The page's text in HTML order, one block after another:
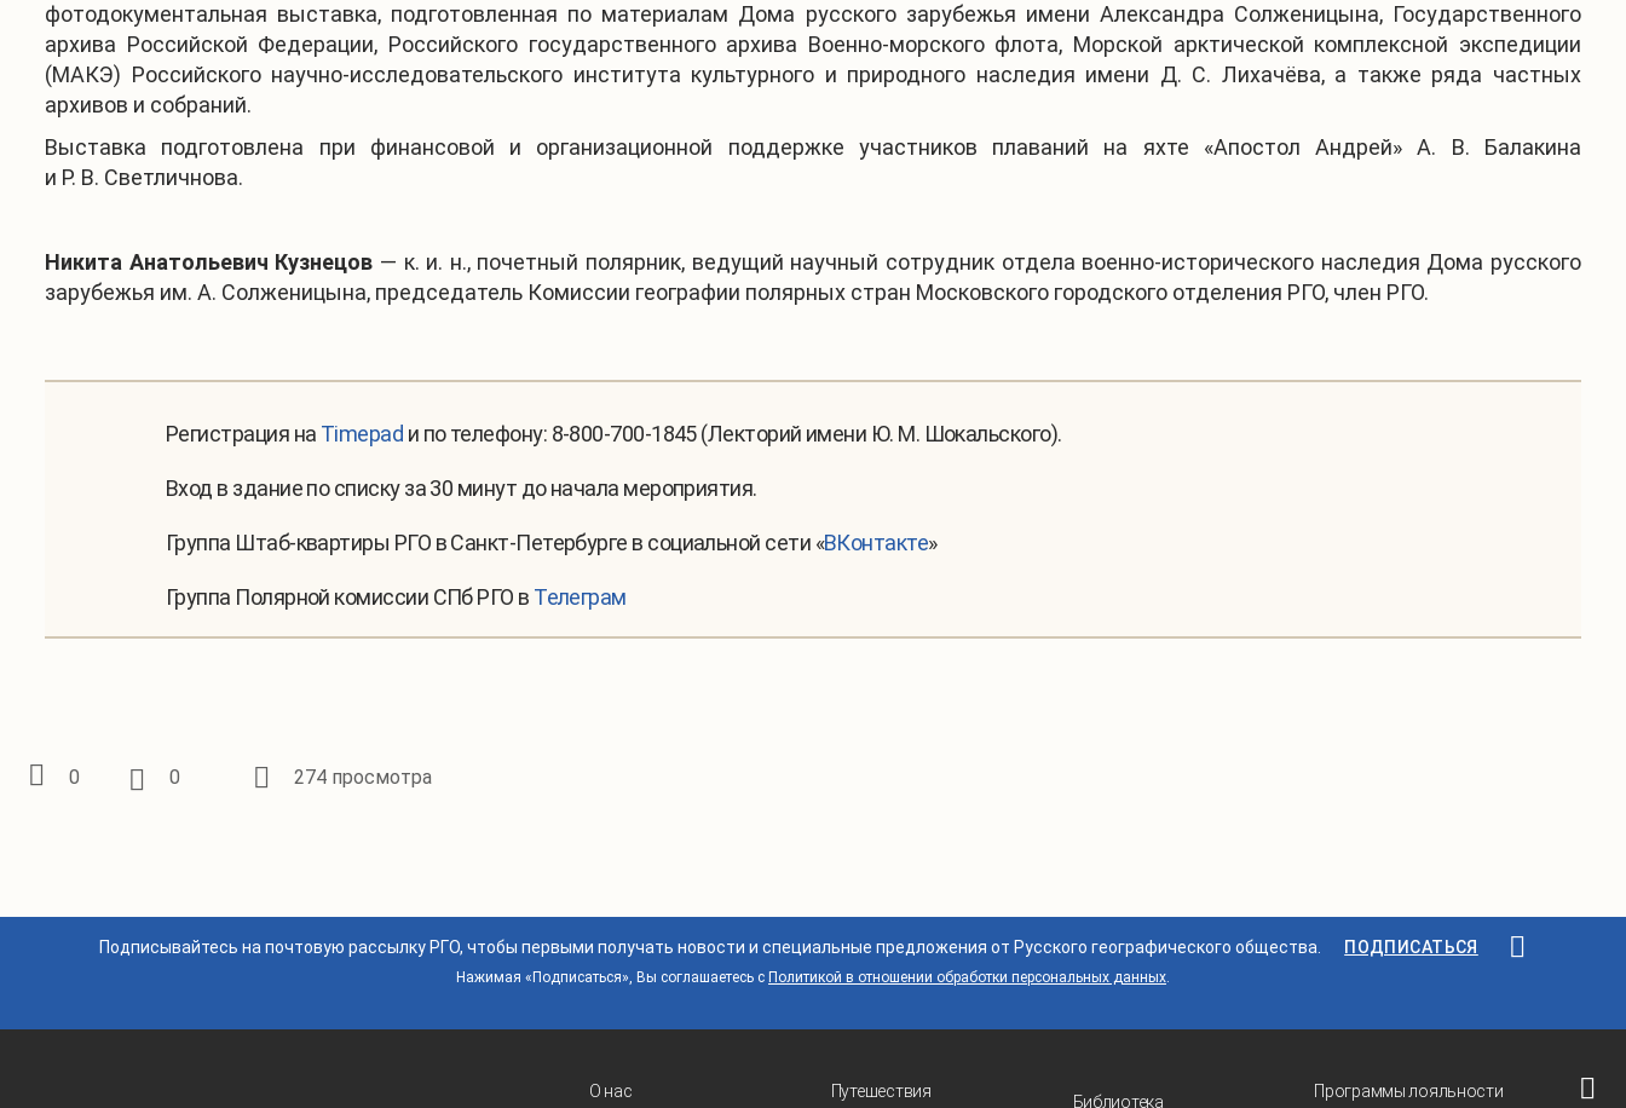
фотодокументальная выставка, подготовленная по материалам Дома русского зарубежья имени Александра Солженицына, Государственного
архива Российской Федерации, Российского государственного архива Военно-морского флота, Морской арктической комплексной экспедиции
(МАКЭ) Российского научно-исследовательского института культурного и природного наследия имени Д. С. Лихачёва, а также ряда частных
архивов и собраний.
Выставка подготовлена при финансовой и организационной поддержке участников плаваний на яхте «Апостол Андрей» А. В. Балакина
и Р. В. Светличнова.
Никита Анатольевич Кузнецов — к. и. н., почетный полярник, ведущий научный сотрудник отдела военно-исторического наследия Дома русского
зарубежья им. А. Солженицына, председатель Комиссии географии полярных стран Московского городского отделения РГО, член РГО.
Регистрация на Timepad и по телефону: 8-800-700-1845 (Лекторий имени Ю. М. Шокальского).
Вход в здание по списку за 30 минут до начала мероприятия.
Группа Штаб-квартиры РГО в Санкт-Петербурге в социальной сети «ВКонтакте»
Группа Полярной комиссии СПб РГО в Телеграм
0 0 274 просмотра
Подписывайтесь на почтовую рассылку РГО, чтобы первыми получать новости и специальные предложения от Русского географического общества. ПОДПИСАТЬСЯ
Нажимая «Подписаться», Вы соглашаетесь с Политикой в отношении обработки персональных данных.
О нас Путешествия
Библиотека
Программы лояльности